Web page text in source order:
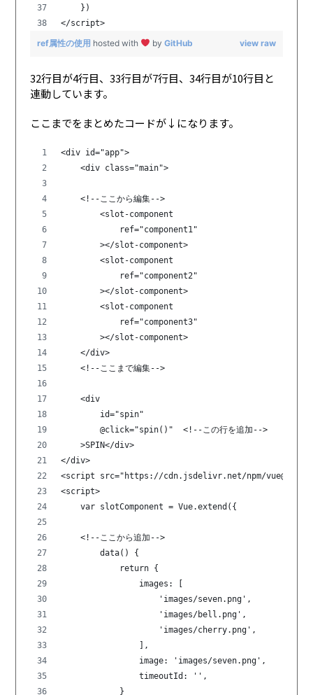
    })
</script>
view raw
ref属性の使用 hosted with byGitHub
32行目が4行目、33行目が7行目、34行目が10行目と
連動しています。
ここまでをまとめたコードが↓になります。
<div id="app">
    <div class="main">
    <!--ここから編集-->
        <slot-component
            ref="component1"
        ></slot-component>
        <slot-component
            ref="component2"
        ></slot-component>
        <slot-component
            ref="component3"
        ></slot-component>
    </div>
    <!--ここまで編集-->
    <div
        id="spin"
        @click="spin()"  <!--この行を追加-->
    >SPIN</div>
</div>
<script src="https://cdn.jsdelivr.net/npm/
<script>
    var slotComponent = Vue.extend({
    <!--ここから追加-->
        data() {
            return {
                images: [
                    'images/seven.png',
                    'images/bell.png',
                    'images/cherry.png',
                ],
                image: 'images/seven.png',
                timeoutId: '',
            }